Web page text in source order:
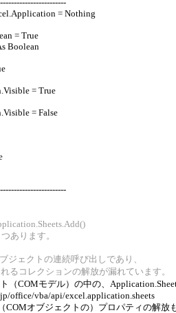
= Nothing
= True
Boolean
= True
= False
あります。
ジェクトの連続呼び出しであり、
るコレクションの解放が漏れています。
（COMモデル）の中の、
office/vba/api/excel.application.sheets
COMオブジェクトの）プロパティの解放